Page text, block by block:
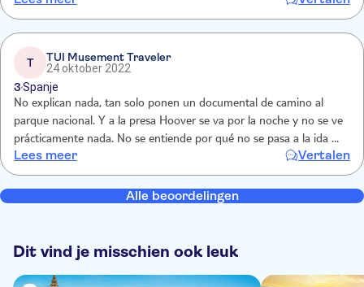
unnerving but driver was professional and put everyone at ease.
T
TUI Musement Traveler
24 oktober 2022
3Spanje
No explican nada, tan solo ponen un documental de camino al
parque nacional. Y a la presa Hoover se va por la noche y no se ve
prácticamente nada. No se entiende por qué no se pasa a la ida que
es de día… Un poco decepcionados
Lees meer Vertalen
Alle beoordelingen
Dit vind je misschien ook leuk